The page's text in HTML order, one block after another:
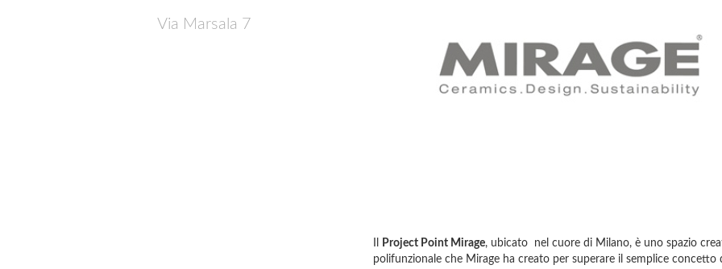
Via Marsala 7
Project Point Mirage, ubicato nel cuore di Milano, è uno spazio
polifunzionale che Mirage ha creato per superare il semplice concetto